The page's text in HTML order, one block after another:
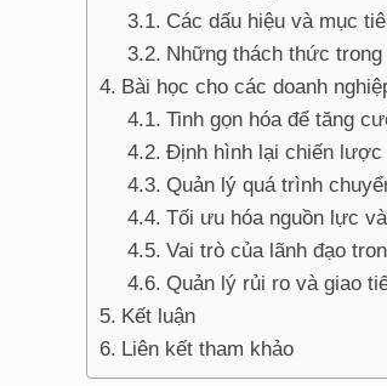
Các dấu hiệu và mục
Những thách thức
Bài học cho các doanh
Tinh gọn hóa để tăng
Định hình lại chiến lược
Quản lý quá trình
Tối ưu hóa nguồn lực
Vai trò của lãnh đạo
Quản lý rủi ro và giao
Kết luận
Liên kết tham khảo